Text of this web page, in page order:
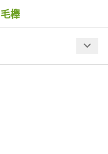
櫸
步道：石碇千島湖